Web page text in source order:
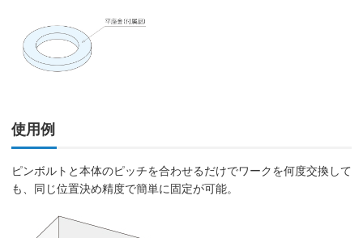
使用例
ピンボルトと本体のピッチを合わせるだけでワークを何度交換して
も、同じ位置決め精度で簡単に固定が可能。